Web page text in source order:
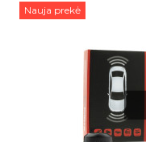
Nauja prekė